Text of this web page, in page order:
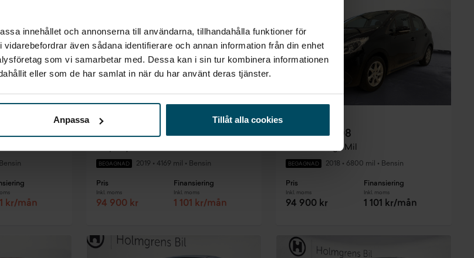
innehållet och annonserna till användarna, tillhandahålla funktioner för
även sådana identifierare och annan information från din enhet
som vi samarbetar med. Dessa kan i sin tur kombinera informationen
eller som de har samlat in när du har använt deras tjänster.
Anpassa Tillåt alla cookies
Bensin
kr/mån
Skövde
Dacia Sandero
BEGAGNAD 2019 • 4169 mil • Bensin
Pris
Inkl. moms
94 900 kr
Finansiering
Inkl. moms
1 101 kr/mån
Peugeot 208
Active 1,2 Låga Mil
BEGAGNAD 2018 • 6800 mil • Bensin
Pris
Inkl. moms
94 900 kr
Finansiering
Inkl. moms
1 101 kr/mån